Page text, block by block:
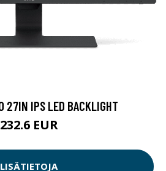
27IN IPS LED BACKLIGHT
232.6 EUR
LISÄTIETOJA